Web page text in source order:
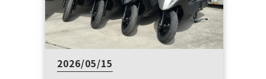
2026/05/15